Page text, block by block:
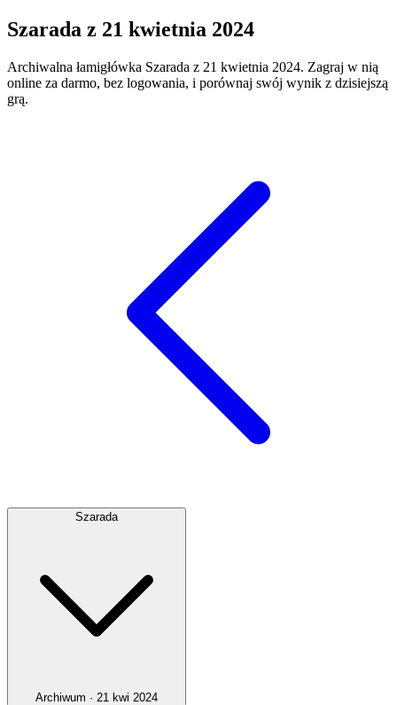
Szarada z 21 kwietnia 2024
Archiwalna łamigłówka Szarada z 21 kwietnia 2024. Zagraj w nią
online za darmo, bez logowania, i porównaj swój wynik z dzisiejszą
grą.
Szarada
Archiwum · 21 kwi 2024